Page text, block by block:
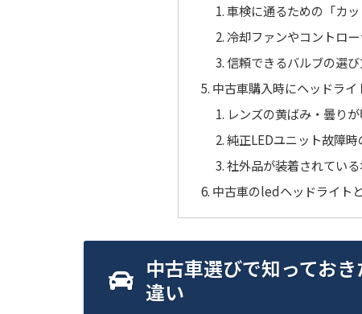
車検に通るための「カ
冷却ファンやコントロ
信頼できるバルブの選
中古車購入時にヘッドラ
レンズの黄ばみ・曇り
純正LEDユニット故障
社外品が装着されてい
中古車のledヘッドライト
中古車選びで知ってお
違い